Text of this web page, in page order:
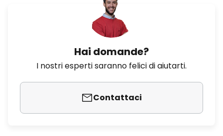
Hai domande?
I nostri esperti saranno felici di aiutarti.
Contattaci